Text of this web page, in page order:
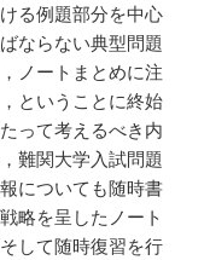
る例題部分を中心
ならない典型問題
ノートまとめに注
ということに終始
って考えるべき内
難関大学入試問題
についても随時書
略を呈したノート
して随時復習を行